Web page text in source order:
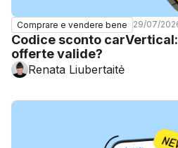
Comprare e vendere bene 29/07/
Codice sconto
offerte valide?
Renata Liubertaitė